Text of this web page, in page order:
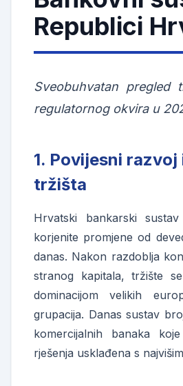
Republici
Sveobuhvatan pregled
regulatornog okvira u
1. Povijesni
tržišta
Hrvatski bankarski
korjenite promjene od
danas. Nakon razdoblja
stranog kapitala, tržište
dominacijom velikih
grupacija. Danas sustav
komercijalnih banaka
rješenja usklađena s